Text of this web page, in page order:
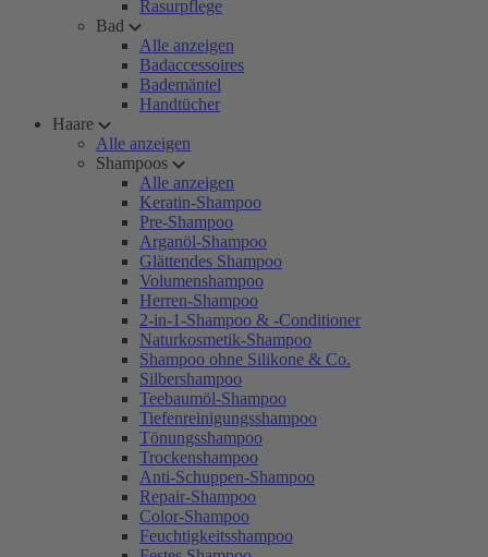
Rasurpflege
Bad
Alle anzeigen
Badaccessoires
Bademäntel
Handtücher
Haare
Alle anzeigen
Shampoos
Alle anzeigen
Keratin-Shampoo
Pre-Shampoo
Arganöl-Shampoo
Glättendes Shampoo
Volumenshampoo
Herren-Shampoo
2-in-1-Shampoo & -Conditioner
Naturkosmetik-Shampoo
Shampoo ohne Silikone & Co.
Silbershampoo
Teebaumöl-Shampoo
Tiefenreinigungsshampoo
Tönungsshampoo
Trockenshampoo
Anti-Schuppen-Shampoo
Repair-Shampoo
Color-Shampoo
Feuchtigkeitsshampoo